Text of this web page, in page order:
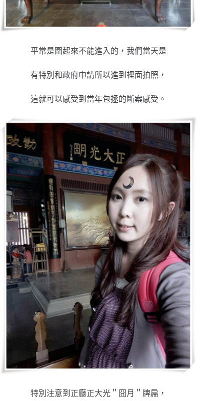
平常是圍起來不能進入的，我們當天是
有特別和政府申請所以進到裡面拍照，
這就可以感受到當年包拯的斷案感受。
特別注意到正廳正大光＂囧月＂牌扁，